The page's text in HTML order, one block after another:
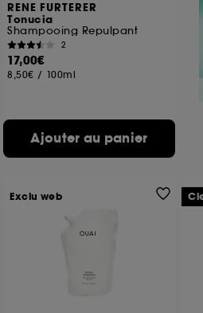
RENE FURTERER
Tonucia
Shampooing Repulpant
2
17,00€
8,50€ / 100ml
Ajouter au panier
Exclu web